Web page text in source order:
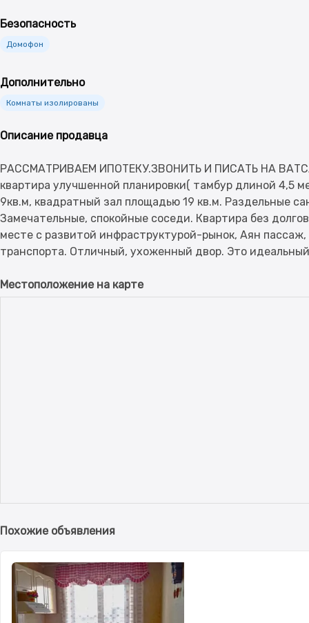
Безопасность
Домофон
Дополнительно
Комнаты изолированы
Описание продавца
РАССМАТРИВАЕМ ИПОТЕКУ.ЗВОНИТЬ И ПИСАТЬ НА
квартира улучшенной планировки( тамбур длиной 4,5
9кв.м, квадратный зал площадью 19 кв.м. Раздельные
Замечательные, спокойные соседи. Квартира без
месте с развитой инфраструктурой-рынок, Аян
Местоположение на карте
Похожие объявления